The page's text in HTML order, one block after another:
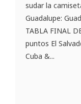
sudar la
Guadalupe:
TABLA FINAL
puntos El
Cuba &...